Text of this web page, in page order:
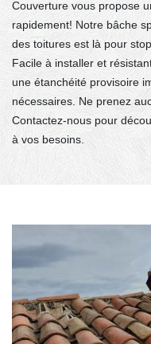
Couverture vous propose
rapidement! Notre bâche
des toitures est là pour
Facile à installer et
une étanchéité provisoire
nécessaires. Ne prenez
Contactez-nous pour
à vos besoins.